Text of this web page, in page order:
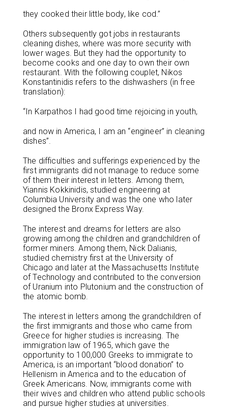
they cooked their little body, like cod.”
Others subsequently got jobs in restaurants
cleaning dishes, where was more security with
lower wages. But they had the opportunity to
become cooks and one day to own their own
restaurant. With the following couplet, Nikos
Konstantinidis refers to the dishwashers (in free
translation):
“In Karpathos I had good time rejoicing in youth,
and now in America, I am an “engineer” in cleaning
dishes”.
The difficulties and sufferings experienced by the
first immigrants did not manage to reduce some
of them their interest in letters. Among them,
Yiannis Kokkinidis, studied engineering at
Columbia University and was the one who later
designed the Bronx Express Way.
The interest and dreams for letters are also
growing among the children and grandchildren of
former miners. Among them, Nick Dalianis,
studied chemistry first at the University of
Chicago and later at the Massachusetts Institute
of Technology and contributed to the conversion
of Uranium into Plutonium and the construction of
the atomic bomb.
The interest in letters among the grandchildren of
the first immigrants and those who came from
Greece for higher studies is increasing. The
immigration law of 1965, which gave the
opportunity to 100,000 Greeks to immigrate to
America, is an important “blood donation” to
Hellenism in America and to the education of
Greek Americans. Now, immigrants come with
their wives and children who attend public schools
and pursue higher studies at universities.